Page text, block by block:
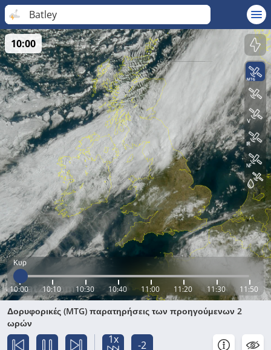
Batley
Κυρ
10:00 10:10 10:30 10:40 11:00 11:20 11:30 11:50
10:00
Δορυφορικές (MTG) παρατηρήσεις των προηγούμενων 2
ωρών
1x
-2